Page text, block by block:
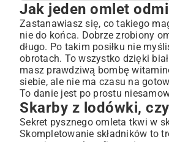
Jak jeden omlet odmienił moje
Skarby z lodówki, czyli z czego
Podstawa to jajka, wiadomo
Warzywa – kolor i zdrowie na
Coś ekstra dla smaku i sytości
Mój sprawdzony przepis na
Składniki (na jedną osobę)
Jak to zrobić, żeby wyszło?
Wariacje i eksperymenty, czyli
Omlet na masę, czyli wersja
Jak jeden omlet
Zastanawiasz się, co takiego
nie do końca. Dobrze zrobiony
długo. Po takim posiłku nie
obrotach. To wszystko dzięki
masz prawdziwą bombę
siebie, ale nie ma czasu na
To danie jest po prostu
Skarby z lodówki,
Sekret pysznego omleta tkwi w
Skompletowanie składników to